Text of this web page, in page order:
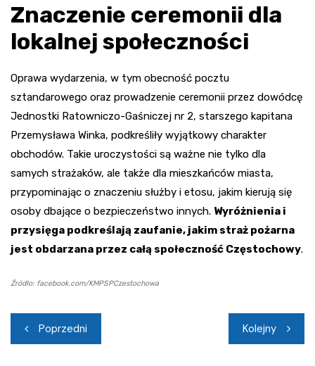
Znaczenie ceremonii dla
lokalnej społeczności
Oprawa wydarzenia, w tym obecność pocztu
sztandarowego oraz prowadzenie ceremonii przez dowódcę
Jednostki Ratowniczo-Gaśniczej nr 2, starszego kapitana
Przemysława Winka, podkreśliły wyjątkowy charakter
obchodów. Takie uroczystości są ważne nie tylko dla
samych strażaków, ale także dla mieszkańców miasta,
przypominając o znaczeniu służby i etosu, jakim kierują się
osoby dbające o bezpieczeństwo innych. Wyróżnienia i
przysięga podkreślają zaufanie, jakim straż pożarna
jest obdarzana przez całą społeczność Częstochowy.
Źródło: facebook.com/KMPSPCzestochowa
Nawigacja
wpisu
Poprzedni Kolejny